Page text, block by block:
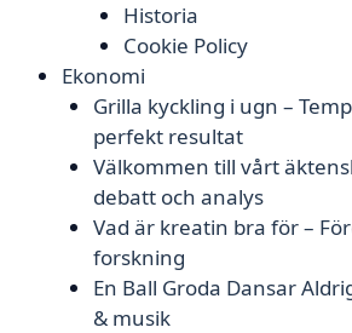
Historia
Cookie Policy
Ekonomi
Grilla kyckling i ugn –
perfekt resultat
Välkommen till vårt
debatt och analys
Vad är kreatin bra för –
forskning
En Ball Groda Dansar
& musik